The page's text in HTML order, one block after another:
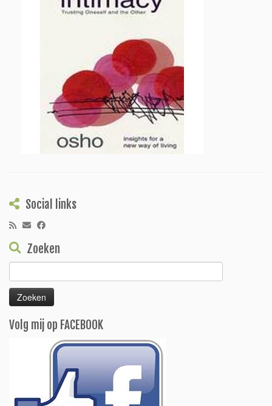
Social links
Zoeken
naar:
Volg mij op FACEBOOK